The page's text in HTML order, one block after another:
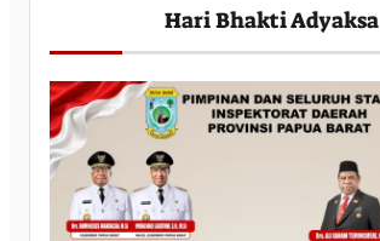
Hari Bhakti Adyaksa